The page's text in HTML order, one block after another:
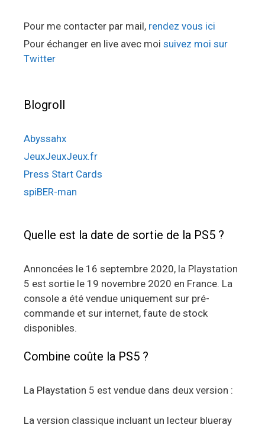
Pour me contacter par mail, rendez vous ici
Pour échanger en live avec moi suivez moi sur
Twitter
Blogroll
Abyssahx
JeuxJeuxJeux.fr
Press Start Cards
spiBER-man
Quelle est la date de sortie de la PS5 ?
Annoncées le 16 septembre 2020, la Playstation
5 est sortie le 19 novembre 2020 en France. La
console a été vendue uniquement sur pré-
commande et sur internet, faute de stock
disponibles.
Combine coûte la PS5 ?
La Playstation 5 est vendue dans deux version :
La version classique incluant un lecteur blueray